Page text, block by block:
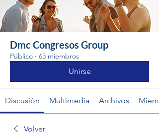
Dmc Congresos Group
Público · 63 miembros
Unirse
Discusión Multimedia Archivos
Volver